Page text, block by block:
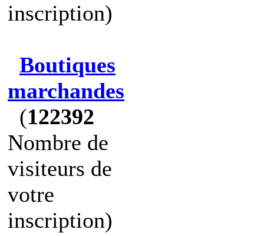
inscription)
Boutiques
marchandes
(122392
Nombre de
visiteurs de
votre
inscription)